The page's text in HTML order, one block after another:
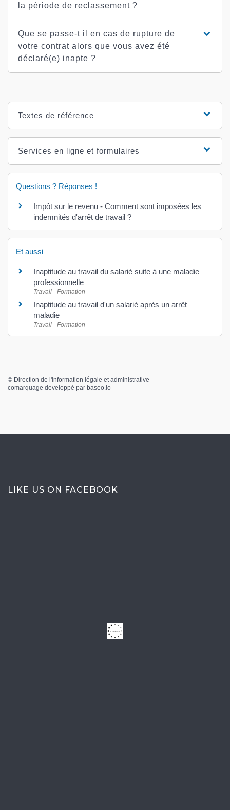
la période de reclassement ?
Que se passe-t il en cas de rupture de
votre contrat alors que vous avez été
déclaré(e) inapte ?
Textes de référence
Services en ligne et formulaires
Questions ? Réponses !
Impôt sur le revenu - Comment sont imposées les
indemnités d'arrêt de travail ?
Et aussi
Inaptitude au travail du salarié suite à une maladie
professionnelle
Travail - Formation
Inaptitude au travail d'un salarié après un arrêt
maladie
Travail - Formation
© Direction de l'information légale et administrative
comarquage developpé par baseo.io
LIKE US ON FACEBOOK